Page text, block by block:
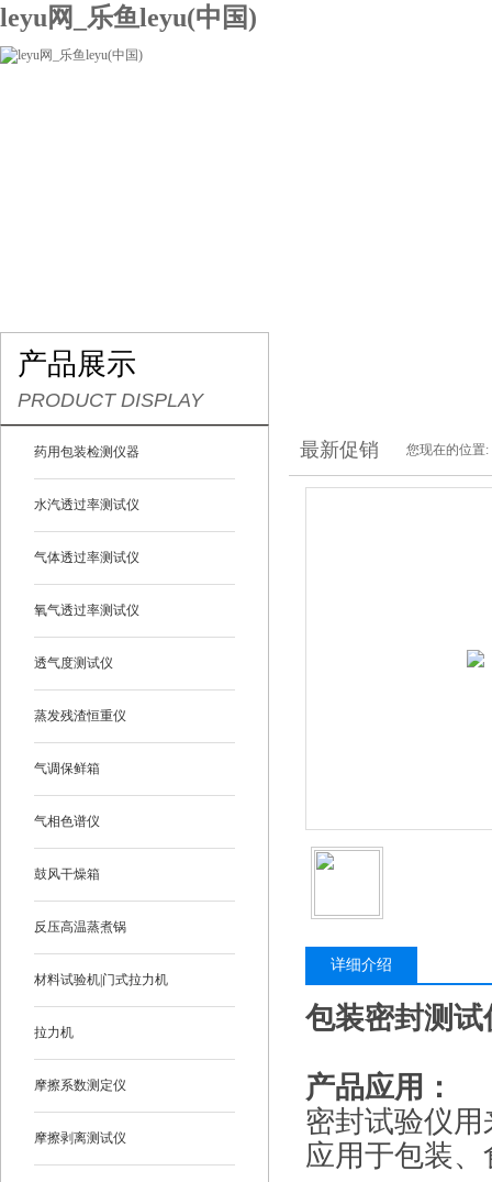
leyu网_乐鱼leyu(中国)
产品展示
PRODUCT DISPLAY
药用包装检测仪器
水汽透过率测试仪
气体透过率测试仪
氧气透过率测试仪
透气度测试仪
蒸发残渣恒重仪
气调保鲜箱
气相色谱仪
鼓风干燥箱
反压高温蒸煮锅
材料试验机|门式拉力机
拉力机
摩擦系数测定仪
摩擦剥离测试仪
最新促销 您现在的位置:
详细介绍
包装密封测
产品应用：
密封试验仪
应用于包装